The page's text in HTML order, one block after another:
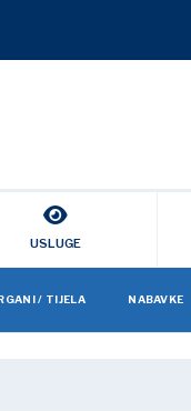
USLUGE
/ TIJELA NABAVKE